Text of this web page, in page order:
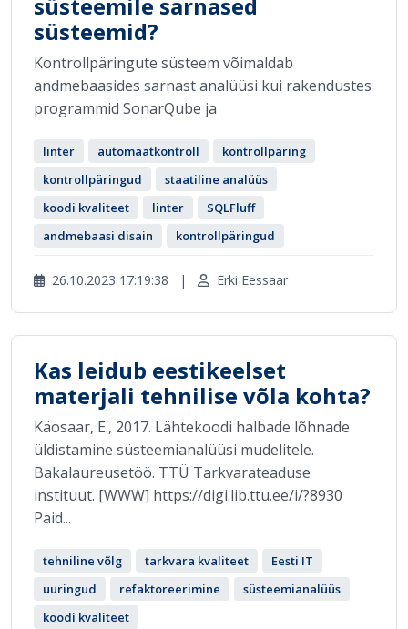
süsteemid?
Kontrollpäringute süsteem võimaldab
andmebaasides sarnast analüüsi kui rakendustes
programmid SonarQube ja
linter automaatkontroll
kontrollpäring
kontrollpäringud
staatiline analüüs
koodi kvaliteet
linter
SQLFluff
andmebaasi disain
kontrollpäringud
26.10.2023 17:19:38 | Erki Eessaar
Kas leidub eestikeelset
materjali tehnilise võla kohta?
Käosaar, E., 2017. Lähtekoodi halbade lõhnade
üldistamine süsteemianalüüsi mudelitele.
Bakalaureusetöö. TTÜ Tarkvarateaduse
instituut. [WWW] https://digi.lib.ttu.ee/i/?8930
Paid...
tehniline võlg tarkvara kvaliteet
Eesti IT
uuringud
refaktoreerimine
süsteemianalüüs
koodi kvaliteet